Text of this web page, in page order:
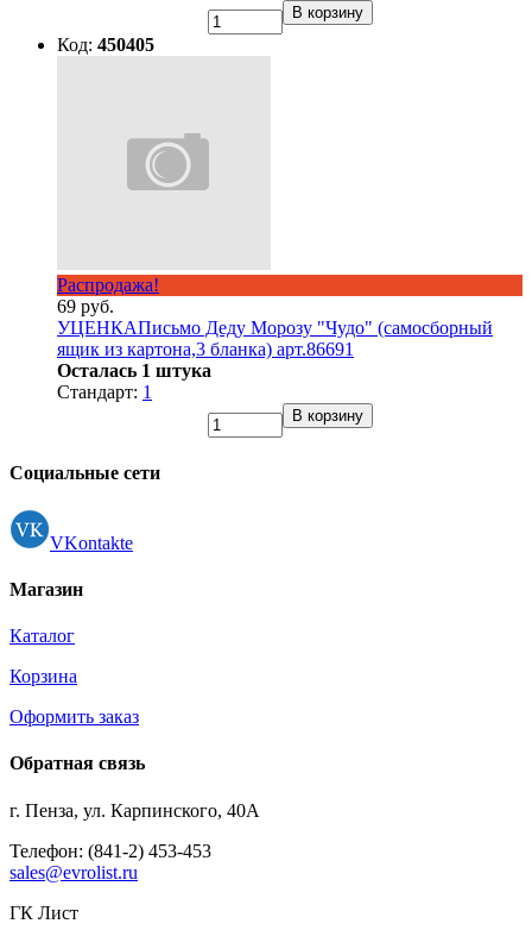
В корзину
Код: 450405
Распродажа!
69 руб.
УЦЕНКАПисьмо Деду Морозу "Чудо" (самосборный
ящик из картона,3 бланка) арт.86691
Осталась 1 штука
Стандарт: 1
В корзину
Социальные сети
VKontakte
Магазин
Каталог
Корзина
Оформить заказ
Обратная связь
г. Пенза, ул. Карпинского, 40А
Телефон: (841-2) 453-453
sales@evrolist.ru
ГК Лист